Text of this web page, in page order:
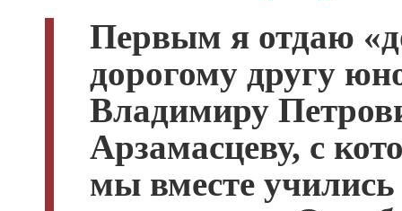
Первым я отдаю
дорогому другу
Владимиру
Арзамасцеву, с
мы вместе учились